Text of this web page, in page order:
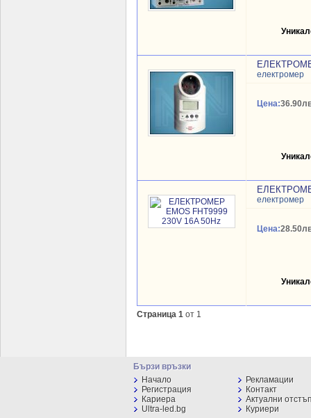
електромер
Цена:
електромер
Цена:
Страница 1 от 1
Бързи връзки
Начало
Рекламации
Регистрация
Контакт
Кариера
Актуални
Ultra-led.bg
Куриери